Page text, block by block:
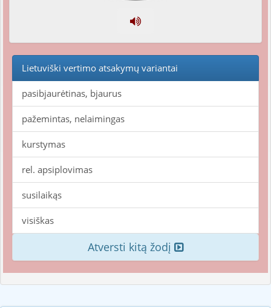
Lietuviški vertimo atsakymų variantai
pasibjaurėtinas, bjaurus
pažemintas, nelaimingas
kurstymas
rel. apsiplovimas
susilaikąs
visiškas
Atversti kitą žodį